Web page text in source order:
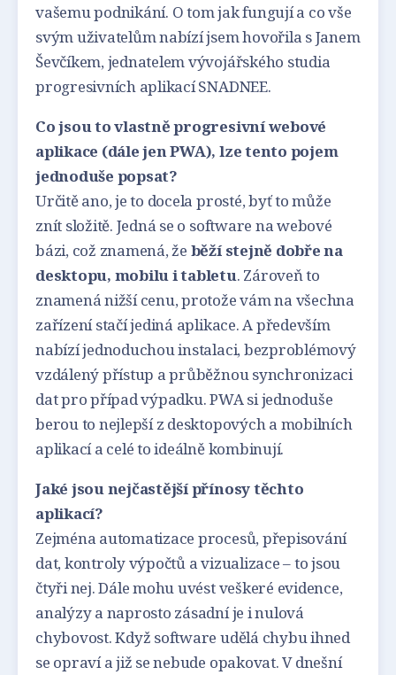
vašemu podnikání. O tom jak fungují a co vše
svým uživatelům nabízí jsem hovořila s Janem
Ševčíkem, jednatelem vývojářského studia
progresivních aplikací SNADNEE.
Co jsou to vlastně progresivní webové
aplikace (dále jen PWA), lze tento pojem
jednoduše popsat?
Určitě ano, je to docela prosté, byť to může
znít složitě. Jedná se o software na webové
bázi, což znamená, že běží stejně dobře na
desktopu, mobilu i tabletu. Zároveň to
znamená nižší cenu, protože vám na všechna
zařízení stačí jediná aplikace. A především
nabízí jednoduchou instalaci, bezproblémový
vzdálený přístup a průběžnou synchronizaci
dat pro případ výpadku. PWA si jednoduše
berou to nejlepší z desktopových a mobilních
aplikací a celé to ideálně kombinují.
Jaké jsou nejčastější přínosy těchto
aplikací?
Zejména automatizace procesů, přepisování
dat, kontroly výpočtů a vizualizace – to jsou
čtyři nej. Dále mohu uvést veškeré evidence,
analýzy a naprosto zásadní je i nulová
chybovost. Když software udělá chybu ihned
se opraví a již se nebude opakovat. V dnešní